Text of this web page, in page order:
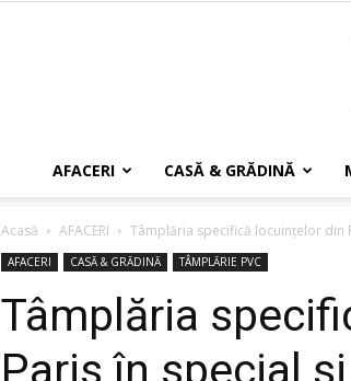
AFACERI CASĂ & GRĂDINĂ
Acasă AFACERI Tâmplăria specifică locuinţelor din
AFACERI CASĂ & GRĂDINĂ TÂMPLĂRIE PVC
Tâmplăria
Paris în special